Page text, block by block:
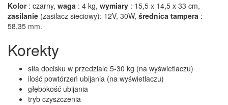
Kolor: czarny, waga : 4 kg, wymiary : 15,5 x 14,5 x 33 cm,
zasilanie (zasilacz sieciowy): 12V, 30W, średnica tampera :
58,35 mm.
Korekty
siła docisku w przedziale 5-30 kg (na wyświetlaczu)
ilość powtórzeń ubijania (na wyświetlaczu)
głębokość ubijania
tryb czyszczenia